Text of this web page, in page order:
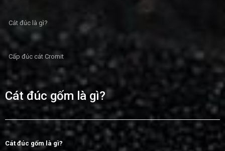
Cát đúc là gì?
Cấp đúc cát Cromit
Cát đúc gốm là gì?
Cát đúc gốm là gì?